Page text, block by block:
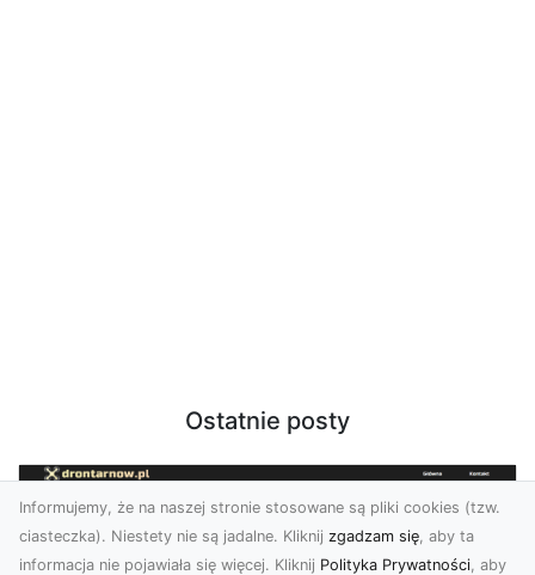
Ostatnie posty
Informujemy, że na naszej stronie stosowane są pliki cookies (tzw.
ciasteczka). Niestety nie są jadalne. Kliknij zgadzam się, aby ta
informacja nie pojawiała się więcej. Kliknij Polityka Prywatności, aby